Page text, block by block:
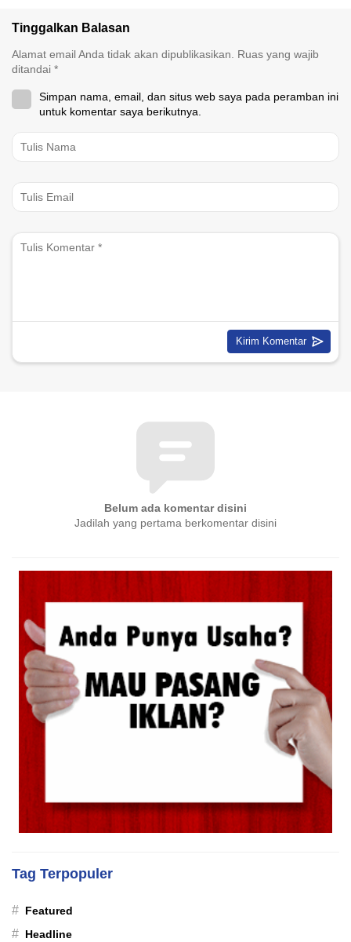
Tinggalkan Balasan
Alamat email Anda tidak akan dipublikasikan. Ruas yang wajib
ditandai *
Simpan nama, email, dan situs web saya pada peramban ini
untuk komentar saya berikutnya.
Belum ada komentar disini
Jadilah yang pertama berkomentar disini
Tag Terpopuler
# Featured
# Headline